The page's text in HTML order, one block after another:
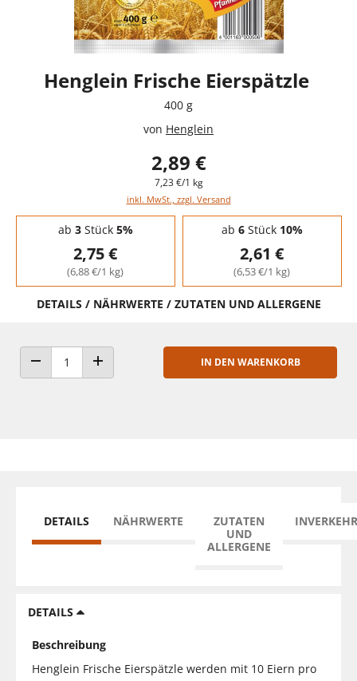
Henglein Frische Eierspätzle
400 g
von Henglein
2,89 €
7,23 €/1 kg
inkl. MwSt., zzgl. Versand
Staffelpreise - Mengenrabatt
ab 3Stück 5%
2,75 €
(6,88 €/1 kg)
ab 6Stück 10%
2,61 €
(6,53 €/1 kg)
DETAILS / NÄHRWERTE / ZUTATEN UND ALLERGENE
ANZAHL VERRINGERNANZAHL ERHÖHEN
IN DEN WARENKORB
DETAILS NÄHRWERTE
ZUTATEN
UND
ALLERGENE
DETAILS
Beschreibung
Henglein Frische Eierspätzle werden mit 10 Eiern pro